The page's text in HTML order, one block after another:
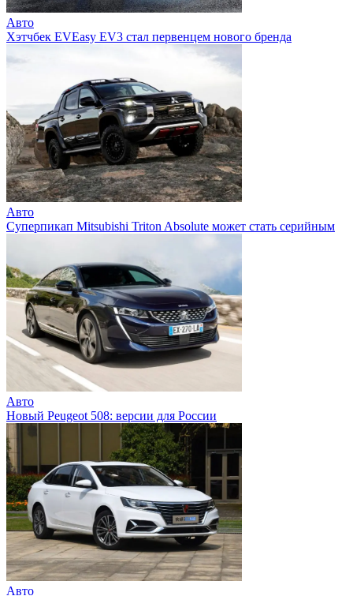
Авто
Хэтчбек EVEasy EV3 стал первенцем нового бренда
Авто
Суперпикап Mitsubishi Triton Absolute может стать серийным
Авто
Новый Peugeot 508: версии для России
Авто